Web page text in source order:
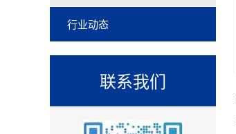
行业动态
联系我们